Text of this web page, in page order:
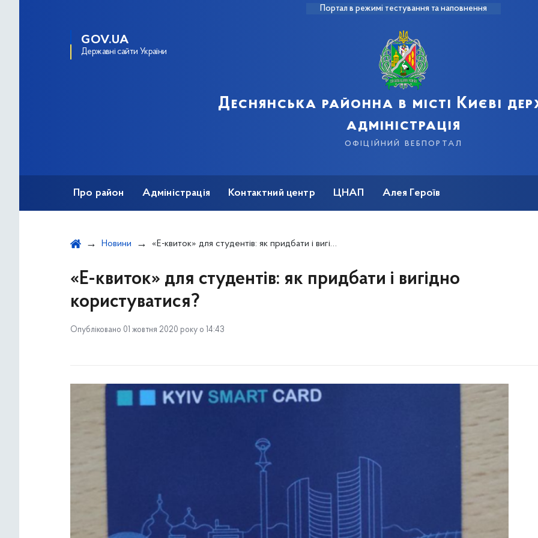
Портал в режимі тестування та наповнення
GOV.UA
Державні сайти України
Деснянська районна в місті Києві
адміністрація
офіційний вебпортал
Про район Адміністрація Контактний центр ЦНАП Алея Героїв
Новини «Е-квиток» для студентів: як придбати і вигідно користуватися?
«Е-квиток» для студентів: як придбати і вигідно
користуватися?
Опубліковано 01 жовтня 2020 року о 14:43